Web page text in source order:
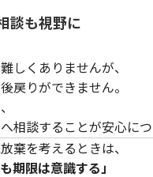
談も視野に
しくありませんが、
戻りができません。
相談することが安心につ
棄を考えるときは、
期限は意識する」